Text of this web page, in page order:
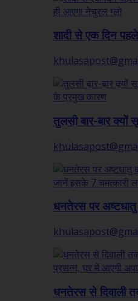
शादी से एक दिन
तुलसी बार-बार क्यों
धनतेरस पर अष्टधातु
धनतेरस से दिवाली